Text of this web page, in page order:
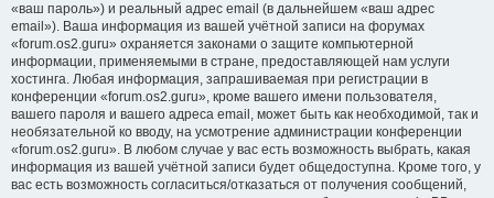
«ваш пароль») и реальный адрес email (в дальнейшем «ваш адрес
email»). Ваша информация из вашей учётной записи на форумах
«forum.os2.guru» охраняется законами о защите компьютерной
информации, применяемыми в стране, предоставляющей нам услуги
хостинга. Любая информация, запрашиваемая при регистрации в
конференции «forum.os2.guru», кроме вашего имени пользователя,
вашего пароля и вашего адреса email, может быть как необходимой, так и
необязательной ко вводу, на усмотрение администрации конференции
«forum.os2.guru». В любом случае у вас есть возможность выбрать, какая
информация из вашей учётной записи будет общедоступна. Кроме того, у
вас есть возможность согласиться/отказаться от получения сообщений,